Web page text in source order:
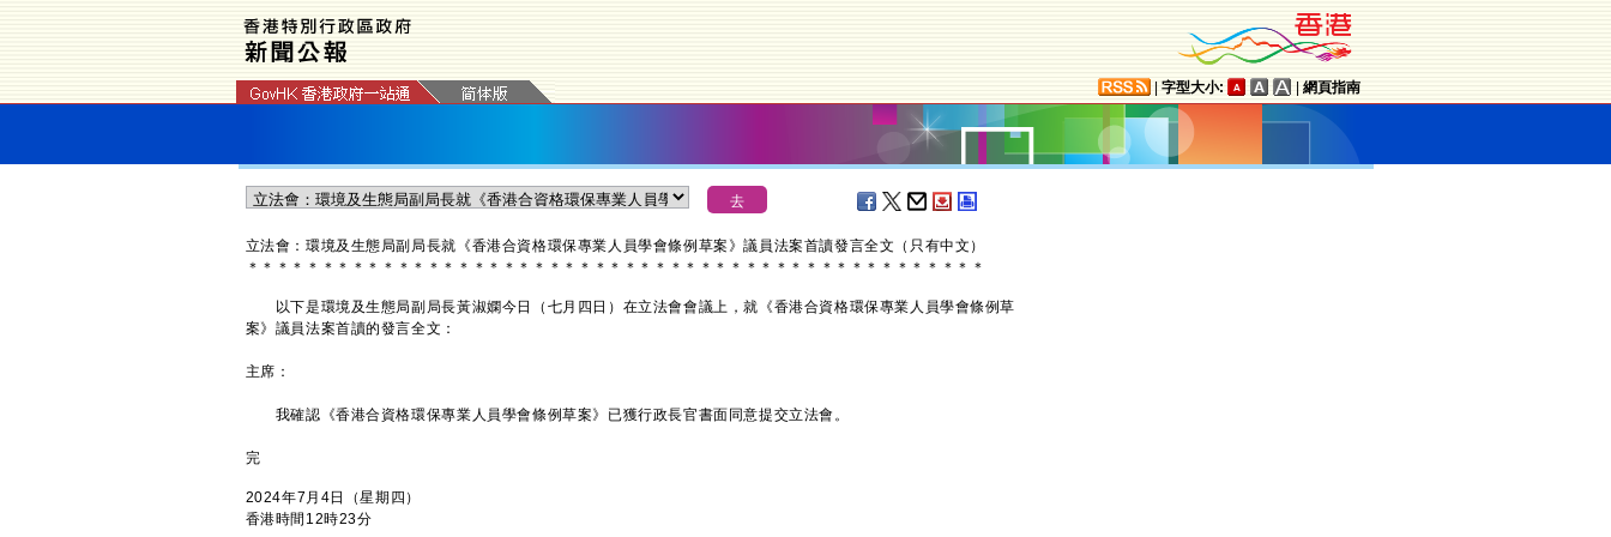
字型大小: 網頁指南
立法會：環境及生態局副局長就《香港合資格環保專業人員學會條例草案》議員法案首讀發言全文（只有中文）
＊ ＊ ＊ ＊ ＊ ＊ ＊ ＊ ＊ ＊ ＊ ＊ ＊ ＊ ＊ ＊ ＊ ＊ ＊ ＊ ＊ ＊ ＊ ＊ ＊ ＊ ＊ ＊ ＊ ＊ ＊ ＊ ＊ ＊ ＊ ＊ ＊ ＊ ＊ ＊ ＊ ＊ ＊ ＊ ＊ ＊ ＊ ＊ ＊
以下是環境及生態局副局長黃淑嫻今日（七月四日）在立法會會議上，就《香港合資格環保專業人員學會條例草
案》議員法案首讀的發言全文：
主席：
我確認《香港合資格環保專業人員學會條例草案》已獲行政長官書面同意提交立法會。
完
2024年7月4日（星期四）
香港時間12時23分